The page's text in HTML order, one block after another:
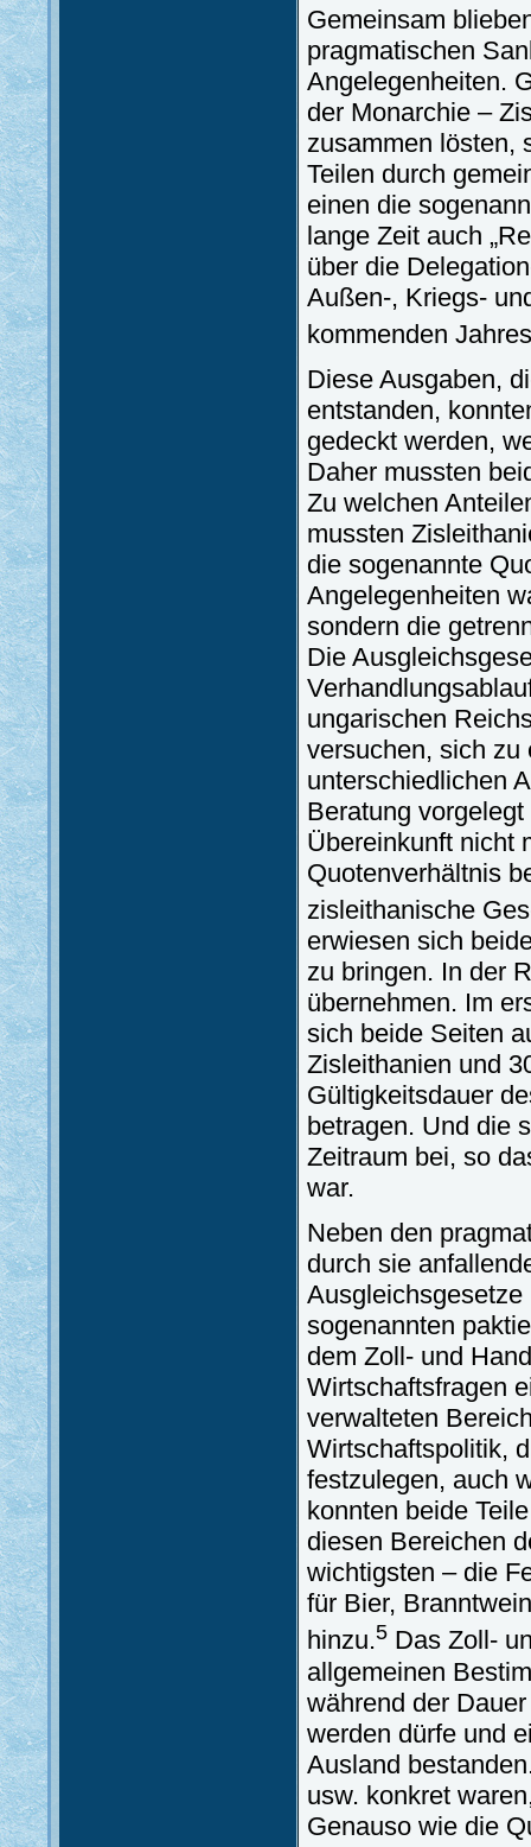
Gemeinsam
pragmatischen
Angelegenheiten.
der Monarchie –
zusammen lösten,
Teilen durch
einen die
lange Zeit auch
über die
Außen-, Kriegs-
kommenden
Diese Ausgaben,
entstanden,
gedeckt werden,
Daher mussten
Zu welchen
mussten
die sogenannte
Angelegenheiten
sondern die
Die
ungarischen
versuchen, sich zu
unterschiedlichen
Beratung
Übereinkunft nicht
Quotenverhältnis
zisleithanische
erwiesen sich
zu bringen. In der
übernehmen. Im
sich beide Seiten
Zisleithanien und
Gültigkeitsdauer
betragen. Und die
Zeitraum bei, so
war.
Neben den
durch sie
sogenannten
dem Zoll- und
Wirtschaftsfragen
verwalteten
Wirtschaftspolitik,
festzulegen, auch
konnten beide
diesen Bereichen
wichtigsten – die
für Bier,
hinzu.5 Das Zoll-
allgemeinen
während der
werden dürfe und
Ausland
usw. konkret
Genauso wie die